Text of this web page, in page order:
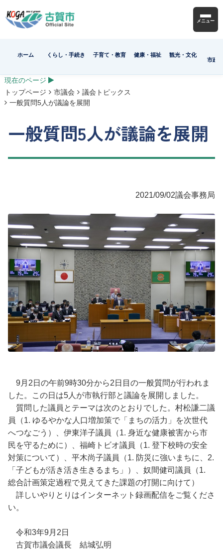
メニュー
ホーム くらし・手続き 子育て・教育 健康・福祉
観光・文化
市政
現在のページ
トップページ
市議会
議会トピックス
一般質問5人が議論を展開
一般質問5人が議論を展開
2021/09/02議会事務局
9月2日の午前9時30分から2日目の一般質問が行われま
した。この日は5人が市執行部と議論を展開しました。
質問した議員とテーマは次のとおりでした。村松謙二議
員（1. ゆるやかな人口増加策で「まちの活力」を次世代
へつなごう）、伊東洋子議員（1. 身近な健康被害から市
民を守るために）、福崎トビオ議員（1. 登下校時の安全
対策について）、平木尚子議員（1. 防災に強いまちに、2.
「子どもが活き活き生きるまち」）、奴間健司議員（1.
総合計画策定過程で見えてきた課題の打開に向けて）
詳しいやりとりはインターネット録画配信をご覧くださ
い。
令和3年9月2日
古賀市議会議長 結城弘明